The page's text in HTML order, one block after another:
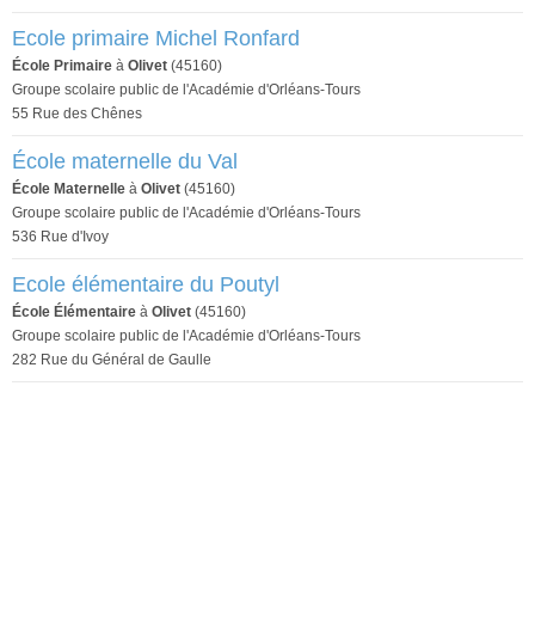
Ecole primaire Michel Ronfard
École Primaire à Olivet (45160)
Groupe scolaire public de l'Académie d'Orléans-Tours
55 Rue des Chênes
École maternelle du Val
École Maternelle à Olivet (45160)
Groupe scolaire public de l'Académie d'Orléans-Tours
536 Rue d'Ivoy
Ecole élémentaire du Poutyl
École Élémentaire à Olivet (45160)
Groupe scolaire public de l'Académie d'Orléans-Tours
282 Rue du Général de Gaulle